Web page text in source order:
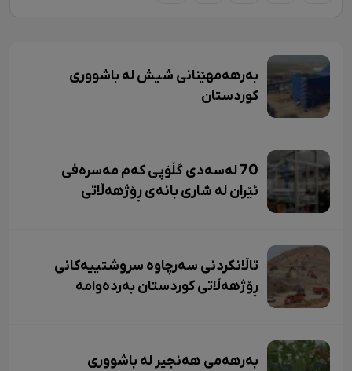
بەرهەمهێنانی شیش لە باشووری
کوردستان
70 لەسەدی گڵۆپی کەم مەسرەفی
ئێران لە شاری بانەی ڕۆژهەڵاتی
تاڵانکردنی سەرچاوە سروشتییەکانی
ڕۆژهەڵاتی کوردستان بەردەوامە
بەرهەمی هەنجیر لە باشووری